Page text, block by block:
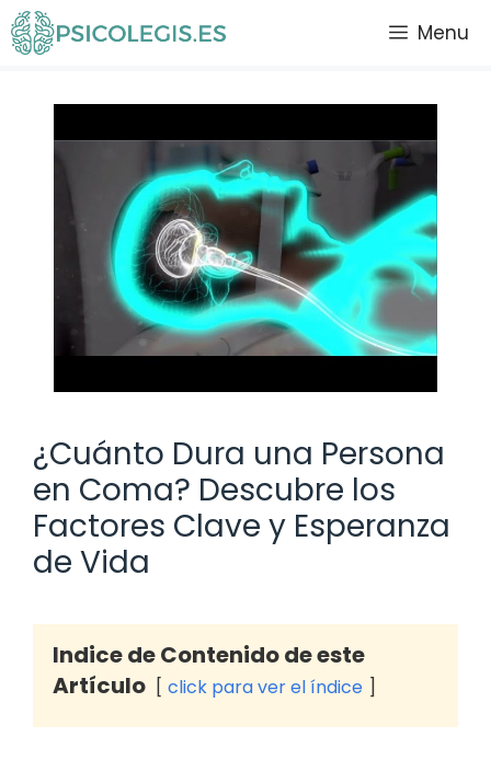
Saltar
al
Menu
¿Cuánto Dura una Persona
en Coma? Descubre los
Factores Clave y Esperanza
de Vida
Indice de Contenido de este
Artículo
click para ver el índice